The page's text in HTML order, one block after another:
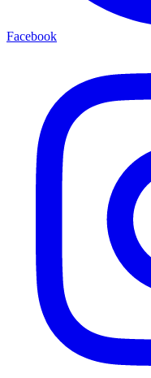
Facebook